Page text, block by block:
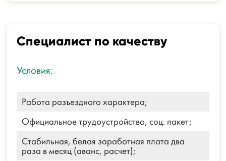
Специалист по качеству
Условия:
Работа разъездного характера;
Официальное трудоустройство, соц. пакет;
Стабильная, белая заработная плата два
раза в месяц (аванс, расчет);